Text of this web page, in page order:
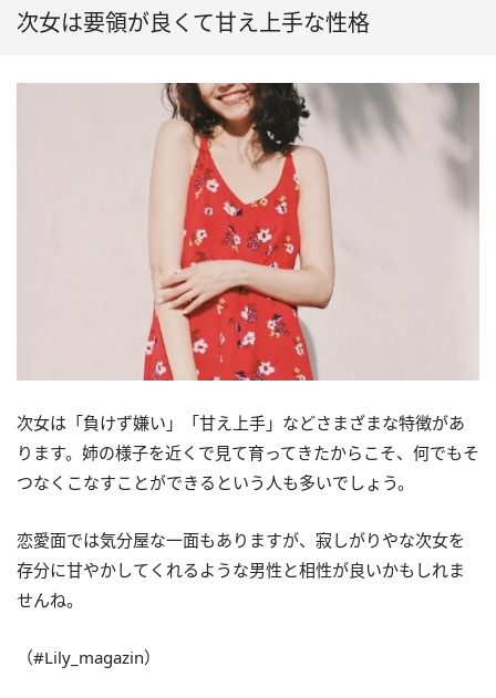
次女は要領が良くて甘え上手な性格
次女は「負けず嫌い」「甘え上手」などさまざまな特徴があ
ります。姉の様子を近くで見て育ってきたからこそ、何でもそ
つなくこなすことができるという人も多いでしょう。
恋愛面では気分屋な一面もありますが、寂しがりやな次女を
存分に甘やかしてくれるような男性と相性が良いかもしれま
せんね。
（#Lily_magazin）